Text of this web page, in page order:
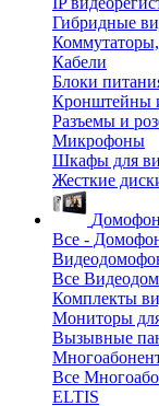
Гибридные
Кабели
Блоки
Кронштейны
Разъемы и
Микрофоны
Шкафы для
Жесткие
Все -
Все
Комплекты
Мониторы
Вызывные
Все
ELTIS